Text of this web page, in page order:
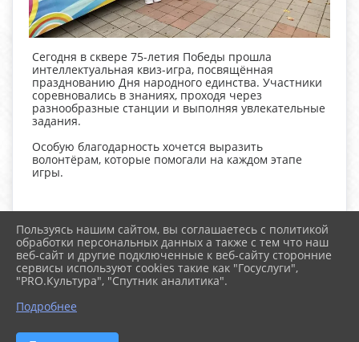
Сегодня в сквере 75-летия Победы прошла
интеллектуальная квиз-игра, посвящённая
празднованию Дня народного единства. Участники
соревновались в знаниях, проходя через
разнообразные станции и выполняя увлекательные
задания.
Особую благодарность хочется выразить
волонтёрам, которые помогали на каждом этапе
игры.
2026 г. молодежькурганинска.рф
Вход
Карта сайта
Политика обработки персональных данных
Сделано на KubCMS
Пользуясь нашим сайтом, вы соглашаетесь с политикой
обработки персональных данных а также с тем что наш
веб-сайт и другие подключенные к веб-сайту сторонние
сервисы используют cookies такие как "Госуслуги",
"PRO.Культура", "Спутник аналитика".
Подробнее